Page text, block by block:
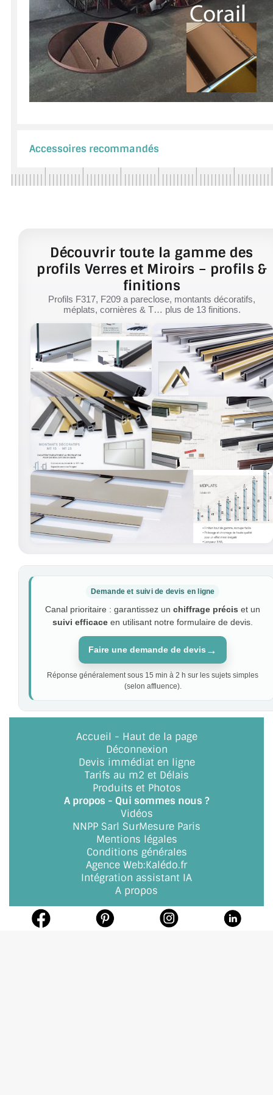
Accessoires recommandés
Découvrir toute la gamme des
profils Verres et Miroirs – profils &
finitions
Profils F317, F209 a pareclose, montants décoratifs,
méplats, cornières & T… plus de 13 finitions.
Demande et suivi de devis en ligne
Canal prioritaire : garantissez un chiffrage précis et un
suivi efficace en utilisant notre formulaire de devis.
Faire une demande de devis →
Réponse généralement sous 15 min à 2 h sur les sujets simples
(selon affluence).
Accueil - Haut de la page
Déconnexion
Devis immédiat en ligne
Tarifs au m2 et Délais
Produits et Photos
A propos - Qui sommes nous ?
Vidéos
NNPP Sarl SurMesure Paris
Mentions légales
Conditions générales
Agence Web:Kalédo.fr
Intégration assistant IA
A propos